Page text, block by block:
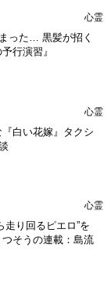
心霊
った… 黒髪が招く
行演習』
心霊
白い花嫁』タクシ
心霊
走り回るピエロ”を
そうの連載：島流